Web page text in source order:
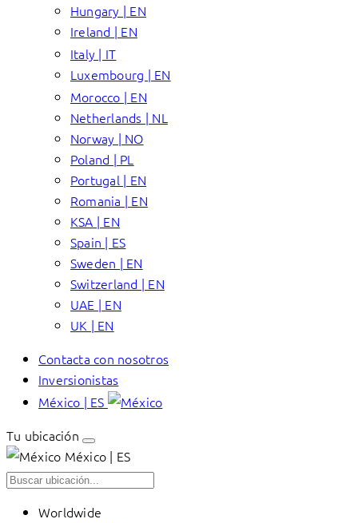
Hungary | EN
Ireland | EN
Italy | IT
Luxembourg | EN
Morocco | EN
Netherlands | NL
Norway | NO
Poland | PL
Portugal | EN
Romania | EN
KSA | EN
Spain | ES
Sweden | EN
Switzerland | EN
UAE | EN
UK | EN
Contacta con nosotros
Inversionistas
México | ES
Tu ubicación
México | ES
Worldwide